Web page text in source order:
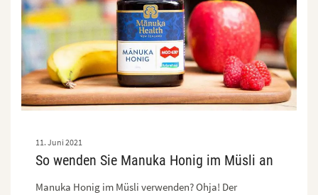
So wenden Sie Manuka Honig im Müsli an
11. Juni 2021
Manuka Honig im Müsli verwenden? Ohja! Der